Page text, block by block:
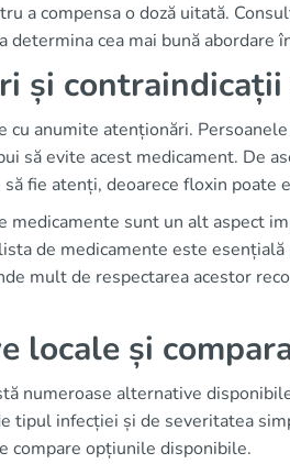
a compensa o doză uitată.
determina cea mai bună abordare
și contraindicații
cu anumite atenționări.
să evite acest medicament. De
fie atenți, deoarece floxin poate
medicamente sunt un alt aspect
de medicamente este
mult de respectarea acestor
locale și
numeroase alternative
tipul infecției și de severitatea
compare opțiunile disponibile.